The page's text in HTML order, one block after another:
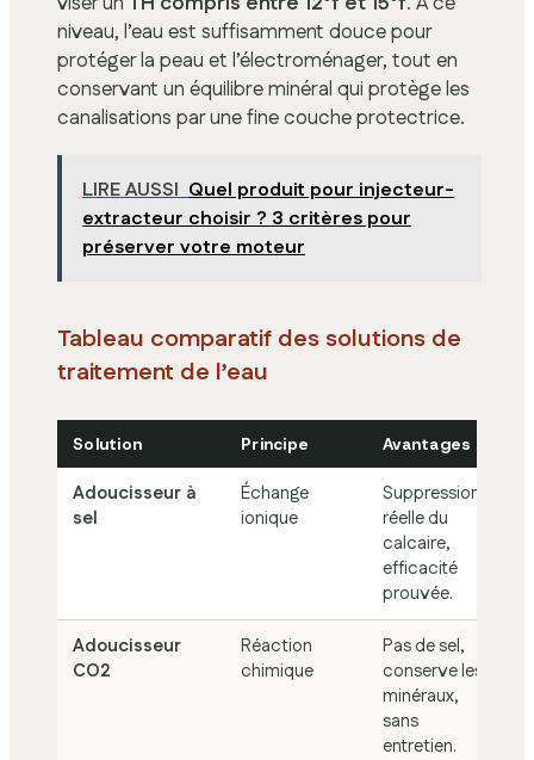
niveau, l’eau est suffisamment douce pour
protéger la peau et l’électroménager, tout en
conservant un équilibre minéral qui protège les
canalisations par une fine couche protectrice.
LIRE AUSSI Quel produit pour injecteur-
extracteur choisir ? 3 critères pour
préserver votre moteur
Tableau comparatif des solutions de
traitement de l’eau
Solution Principe Avantages
Adoucisseur à
sel
Échange
ionique
Suppression
réelle du
calcaire,
efficacité
prouvée.
Adoucisseur
CO2
Réaction
chimique
Pas de sel,
conserve les
minéraux,
sans
entretien.